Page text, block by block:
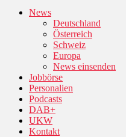
News
Deutschland
Österreich
Schweiz
Europa
News einsenden
Jobbörse
Personalien
Podcasts
DAB+
UKW
Kontakt